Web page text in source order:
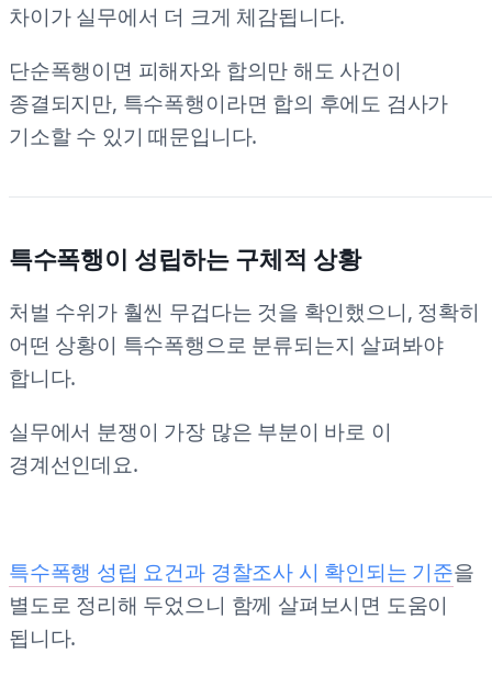
차이가 실무에서 더 크게 체감됩니다.
단순폭행이면 피해자와 합의만 해도 사건이
종결되지만, 특수폭행이라면 합의 후에도 검사가
기소할 수 있기 때문입니다.
특수폭행이 성립하는 구체적 상황
처벌 수위가 훨씬 무겁다는 것을 확인했으니, 정확히
어떤 상황이 특수폭행으로 분류되는지 살펴봐야
합니다.
실무에서 분쟁이 가장 많은 부분이 바로 이
경계선인데요.
특수폭행 성립 요건과 경찰조사 시 확인되는 기준을
별도로 정리해 두었으니 함께 살펴보시면 도움이
됩니다.